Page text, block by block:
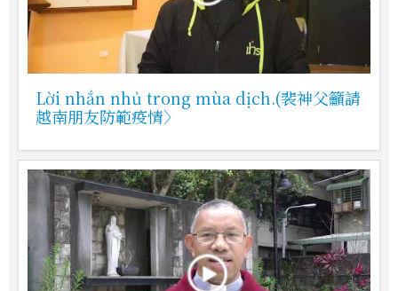
Lời nhắn nhủ trong mùa dịch.(裴神父籲請
越南朋友防範疫情〉